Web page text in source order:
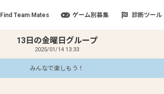
Find Team Mates ゲーム別募集 診断ツール
13日の金曜日グループ
2025/01/14 13:33
みんなで楽しもう！